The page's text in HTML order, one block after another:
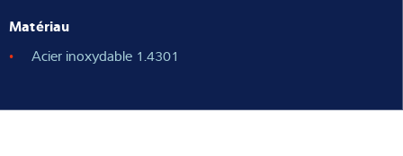
Matériau
Acier inoxydable 1.4301